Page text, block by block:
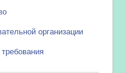
организации